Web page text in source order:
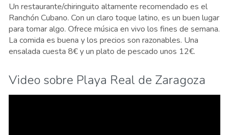
Un restaurante/chiringuito altamente recomendado es el
Ranchón Cubano. Con un claro toque latino, es un buen lugar
para tomar algo. Ofrece música en vivo los fines de semana.
La comida es buena y los precios son razonables. Una
ensalada cuesta 8€ y un plato de pescado unos 12€.
Video sobre Playa Real de Zaragoza